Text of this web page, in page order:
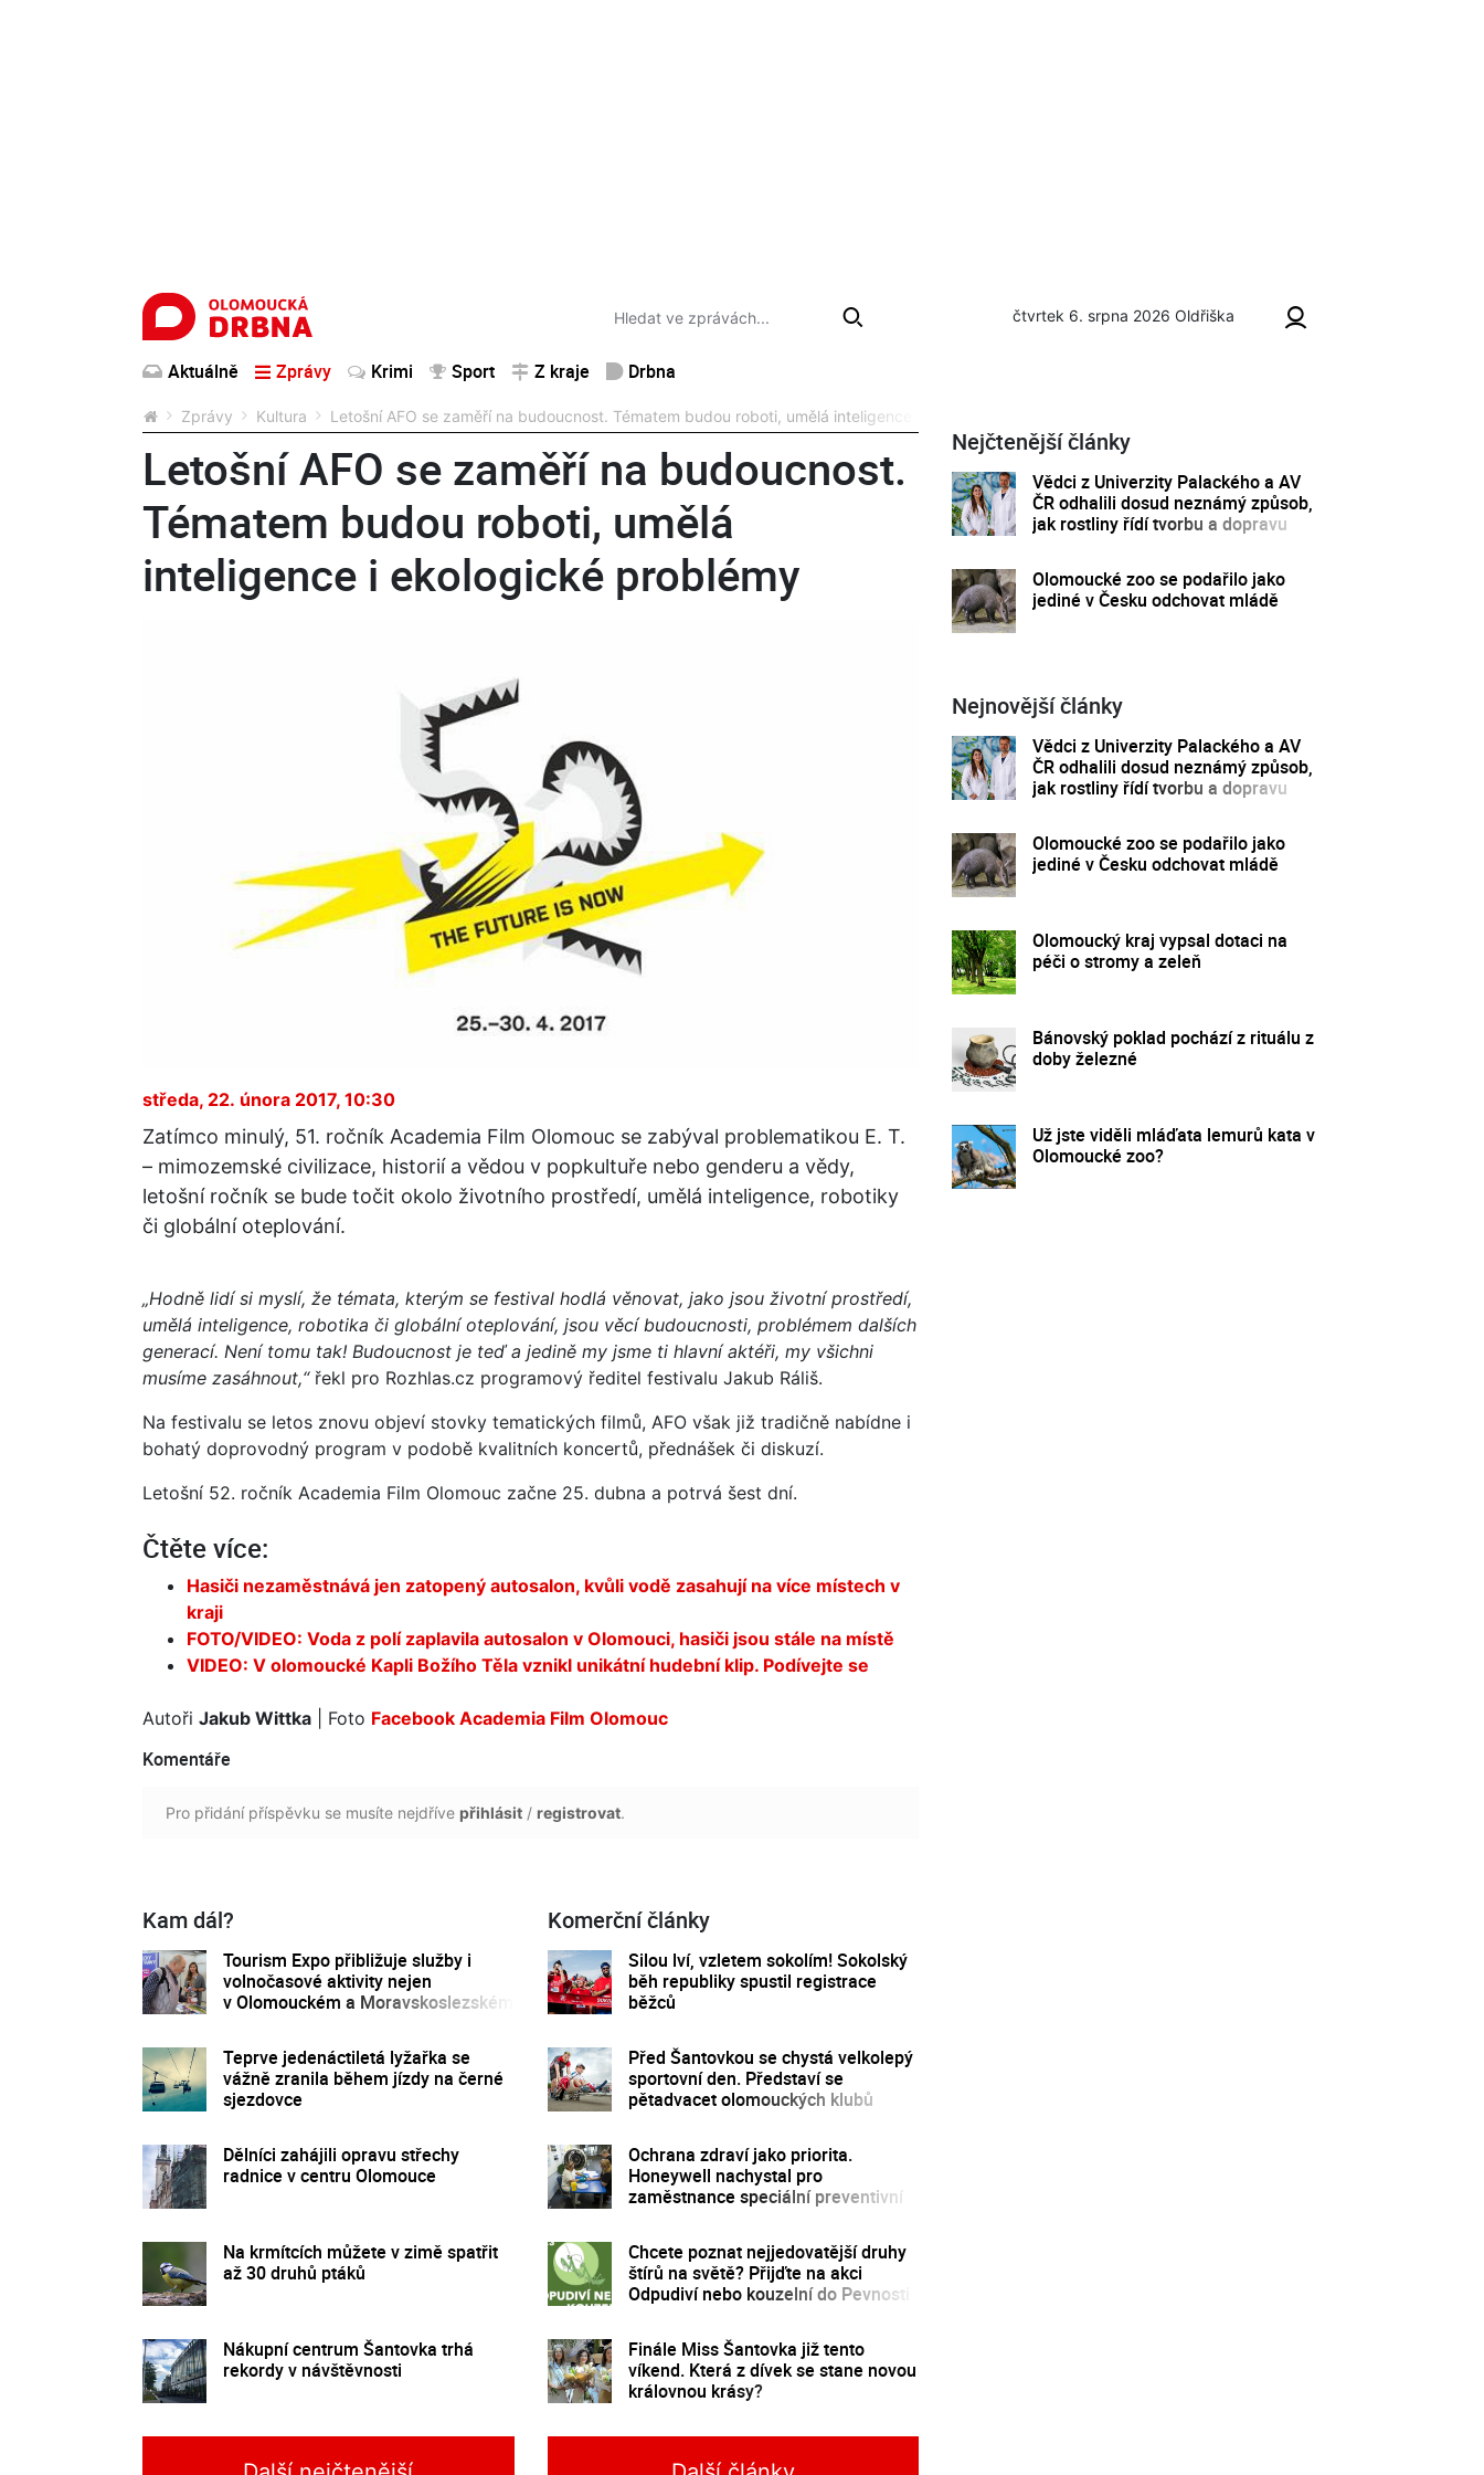
čtvrtek 6. srpna 2026 Oldřiška
Aktuálně Zprávy Krimi Sport Z kraje Drbna
Zprávy Kultura Letošní AFO se zaměří na budoucnost. Tématem budou roboti, umělá inteligence i ekologické problémy
Letošní AFO se zaměří na budoucnost.
Tématem budou roboti, umělá
inteligence i ekologické problémy
středa, 22. února 2017, 10:30
Zatímco minulý, 51. ročník Academia Film Olomouc se zabýval problematikou E. T.
– mimozemské civilizace, historií a vědou v popkultuře nebo genderu a vědy,
letošní ročník se bude točit okolo životního prostředí, umělá inteligence, robotiky
či globální oteplování.
„Hodně lidí si myslí, že témata, kterým se festival hodlá věnovat, jako jsou životní prostředí,
umělá inteligence, robotika či globální oteplování, jsou věcí budoucnosti, problémem dalších
generací. Není tomu tak! Budoucnost je teď a jedině my jsme ti hlavní aktéři, my všichni
musíme zasáhnout,“řekl pro Rozhlas.cz programový ředitel festivalu Jakub Ráliš.
Na festivalu se letos znovu objeví stovky tematických filmů, AFO však již tradičně nabídne i
bohatý doprovodný program v podobě kvalitních koncertů, přednášek či diskuzí.
Letošní 52. ročník Academia Film Olomouc začne 25. dubna a potrvá šest dní.
Čtěte více:
Hasiči nezaměstnává jen zatopený autosalon, kvůli vodě zasahují na více místech v
kraji
FOTO/VIDEO: Voda z polí zaplavila autosalon v Olomouci, hasiči jsou stále na místě
VIDEO: V olomoucké Kapli Božího Těla vznikl unikátní hudební klip. Podívejte se
Autoři Jakub Wittka | Foto Facebook Academia Film Olomouc
Komentáře
Pro přidání příspěvku se musíte nejdříve přihlásit / registrovat.
Kam dál?
Tourism Expo přibližuje služby i
volnočasové aktivity nejen
v Olomouckém a Moravskoslezském
Teprve jedenáctiletá lyžařka se
vážně zranila během jízdy na černé
sjezdovce
Dělníci zahájili opravu střechy
radnice v centru Olomouce
Na krmítcích můžete v zimě spatřit
až 30 druhů ptáků
Nákupní centrum Šantovka trhá
rekordy v návštěvnosti
Komerční články
Silou lví, vzletem sokolím! Sokolský
běh republiky spustil registrace
běžců
Před Šantovkou se chystá velkolepý
sportovní den. Představí se
pětadvacet olomouckých klubů
Ochrana zdraví jako priorita.
Honeywell nachystal pro
zaměstnance speciální preventivní
Chcete poznat nejjedovatější druhy
štírů na světě? Přijďte na akci
Odpudiví nebo kouzelní do Pevnosti
Finále Miss Šantovka již tento
víkend. Která z dívek se stane novou
královnou krásy?
Nejčtenější články
Vědci z Univerzity Palackého a AV
ČR odhalili dosud neznámý způsob,
jak rostliny řídí tvorbu a dopravu
Olomoucké zoo se podařilo jako
jediné v Česku odchovat mládě
Nejnovější články
Vědci z Univerzity Palackého a AV
ČR odhalili dosud neznámý způsob,
jak rostliny řídí tvorbu a dopravu
Olomoucké zoo se podařilo jako
jediné v Česku odchovat mládě
Olomoucký kraj vypsal dotaci na
péči o stromy a zeleň
Bánovský poklad pochází z rituálu z
doby železné
Už jste viděli mláďata lemurů kata v
Olomoucké zoo?